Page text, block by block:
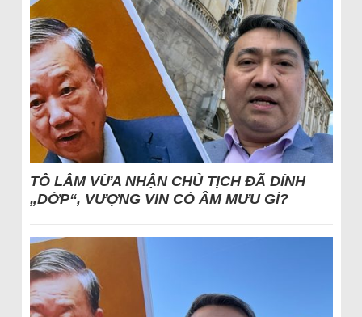
TÔ LÂM VỪA NHẬN CHỦ TỊCH ĐÃ DÍNH
„DỚP“, VƯỢNG VIN CÓ ÂM MƯU GÌ?